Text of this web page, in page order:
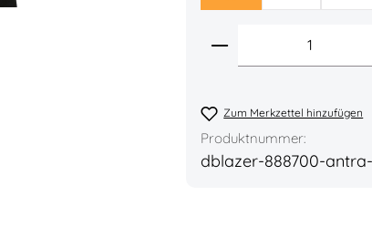
Produkt
Zum Merkzettel hinzufügen
Produktnummer:
dblazer-888700-